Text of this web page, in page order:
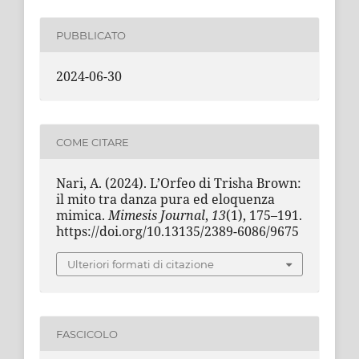
PUBBLICATO
2024-06-30
COME CITARE
Nari, A. (2024). L’Orfeo di Trisha Brown:
il mito tra danza pura ed eloquenza
mimica.Mimesis Journal, 13(1), 175–191.
https://doi.org/10.13135/2389-6086/9675
Ulteriori formati di citazione
FASCICOLO